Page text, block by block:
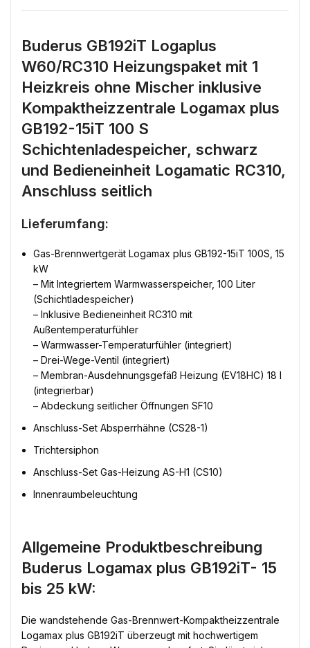
Buderus GB192iT Logaplus
W60/RC310 Heizungspaket mit 1
Heizkreis ohne Mischer inklusive
Kompaktheizzentrale Logamax plus
GB192-15iT 100 S
Schichtenladespeicher, schwarz
und Bedieneinheit Logamatic RC310,
Anschluss seitlich
Lieferumfang:
Gas-Brennwertgerät Logamax plus GB192-15iT 100S, 15
kW
– Mit Integriertem Warmwasserspeicher, 100 Liter
(Schichtladespeicher)
– Inklusive Bedieneinheit RC310 mit
Außentemperaturfühler
– Warmwasser-Temperaturfühler (integriert)
– Drei-Wege-Ventil (integriert)
– Membran-Ausdehnungsgefäß Heizung (EV18HC) 18 l
(integrierbar)
– Abdeckung seitlicher Öffnungen SF10
Anschluss-Set Absperrhähne (CS28-1)
Trichtersiphon
Anschluss-Set Gas-Heizung AS-H1 (CS10)
Innenraumbeleuchtung
Allgemeine Produktbeschreibung
Buderus Logamax plus GB192iT- 15
bis 25 kW:
Die wandstehende Gas-Brennwert-Kompaktheizzentrale
Logamax plus GB192iT überzeugt mit hochwertigem